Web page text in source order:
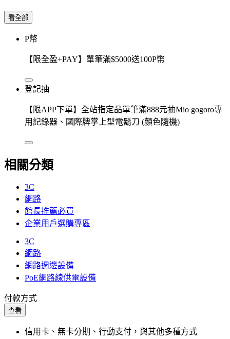
看全部
P幣
【限全盈+PAY】單筆滿$5000送100P幣
登記抽
【限APP下單】全站指定品單筆滿888元抽Mio gogoro專
用記錄器、國際牌掌上型電鬍刀 (顏色隨機)
相關分類
3C
網路
館長推薦必買
企業用戶選購專區
3C
網路
網路週邊設備
PoE網路線供電設備
付款方式
查看
信用卡、無卡分期、行動支付，與其他多種方式